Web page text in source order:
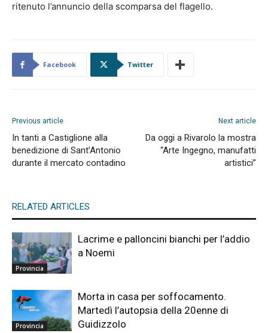
ritenuto l’annuncio della scomparsa del flagello.
Facebook Twitter
Previous article
In tanti a Castiglione alla
benedizione di Sant’Antonio
durante il mercato contadino
Next article
Da oggi a Rivarolo la mostra
“Arte Ingegno, manufatti
artistici”
RELATED ARTICLES
Provincia
Lacrime e palloncini bianchi per l’addio
a Noemi
Provincia
Morta in casa per soffocamento.
Martedì l’autopsia della 20enne di
Guidizzolo